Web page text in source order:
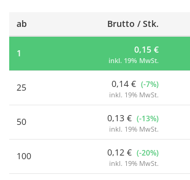
ab Brutto / Stk.
1 0,15 €
inkl. 19% MwSt.
25 0,14 € (-7%)
inkl. 19% MwSt.
50 0,13 € (-13%)
inkl. 19% MwSt.
100 0,12 € (-20%)
inkl. 19% MwSt.